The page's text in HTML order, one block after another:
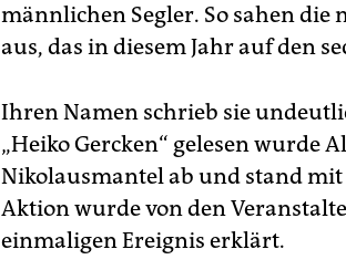
männlichen Segler. So sahen die
aus, das in diesem Jahr auf den
Ihren Namen schrieb sie
„Heiko Gercken“ gelesen wurde
Nikolausmantel ab und stand mit
Aktion wurde von den
einmaligen Ereignis erklärt.